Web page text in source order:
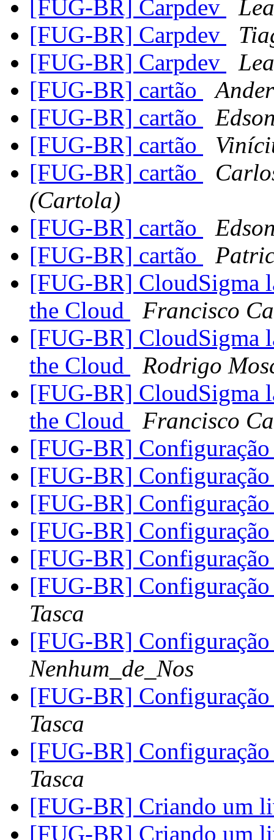
[FUG-BR] Carpdev
[FUG-BR] Carpdev
[FUG-BR] Carpdev
[FUG-BR] cartão
[FUG-BR] cartão
[FUG-BR] cartão
[FUG-BR] cartão
(Cartola)
[FUG-BR] cartão
[FUG-BR] cartão
[FUG-BR] CloudSigma
the Cloud
Francisco
[FUG-BR] CloudSigma
the Cloud
Rodrigo
[FUG-BR] CloudSigma
the Cloud
Francisco
[FUG-BR]
[FUG-BR]
[FUG-BR]
[FUG-BR]
[FUG-BR]
[FUG-BR]
Tasca
[FUG-BR]
Nenhum_de_Nos
[FUG-BR]
Tasca
[FUG-BR]
Tasca
[FUG-BR] Criando um
[FUG-BR] Criando um